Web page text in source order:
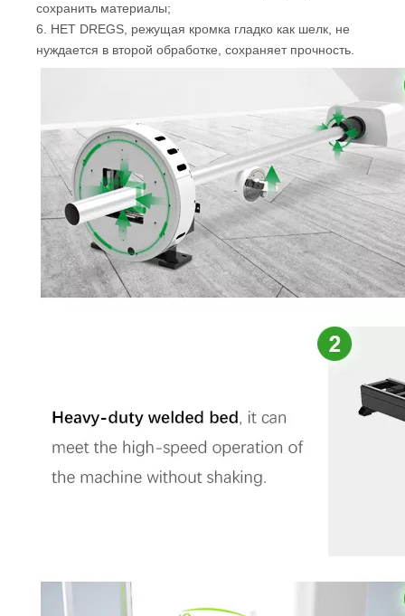
сохранить материалы;
6. НЕТ DREGS, режущая кромка гладко как шелк, не
нуждается в второй обработке, сохраняет прочность.